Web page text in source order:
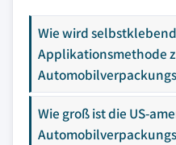
Wie wird
Applikationsmethode
Wie groß ist die US-